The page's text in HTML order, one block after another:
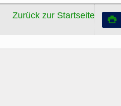

Zurück zur Startseite